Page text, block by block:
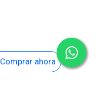
Comprar ahora